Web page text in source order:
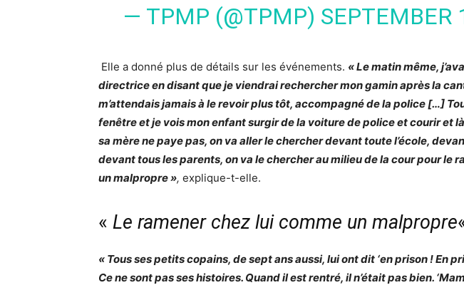
— TPMP (@TPMP) SEPTEMBER
Elle a donné plus de détails sur les événements. « Le matin même,
directrice en disant que je viendrai rechercher mon gamin après la
m’attendais jamais à le revoir plus tôt, accompagné de la police […]
fenêtre et je vois mon enfant surgir de la voiture de police et courir et
sa mère ne paye pas, on va aller le chercher devant toute l’école,
devant tous les parents, on va le chercher au milieu de la cour pour le
un malpropre », explique-t-elle.
« Le ramener chez lui comme un malpropre
« Tous ses petits copains, de sept ans aussi, lui ont dit ‘en prison ! En
Ce ne sont pas ses histoires. Quand il est rentré, il n’était pas bien.